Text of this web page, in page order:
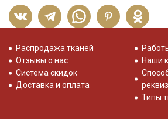
Распродажа тканей
Отзывы о нас
Система скидок
Доставка и оплата
Наши
Типы